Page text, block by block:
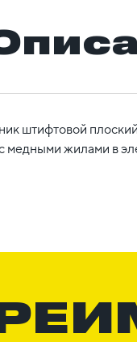
штифтовой
медными жилами в